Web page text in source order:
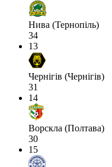
Нива (Тернопіль)
34
13
Чернігів (Чернігів)
31
14
Ворскла (Полтава)
30
15